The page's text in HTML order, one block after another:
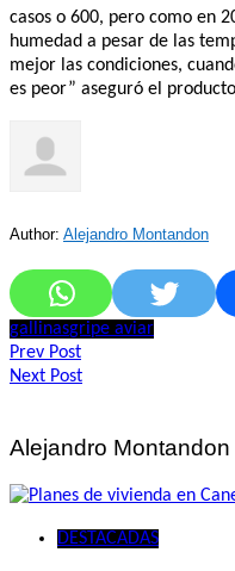
casos o 600, pero como en
humedad a pesar de las
mejor las condiciones,
es peor” aseguró el
Author: Alejandro Montandon
gallinasgripe aviar
Navegación
de
Prev Post
Next Post
Alejandro Montandon
DESTACADAS